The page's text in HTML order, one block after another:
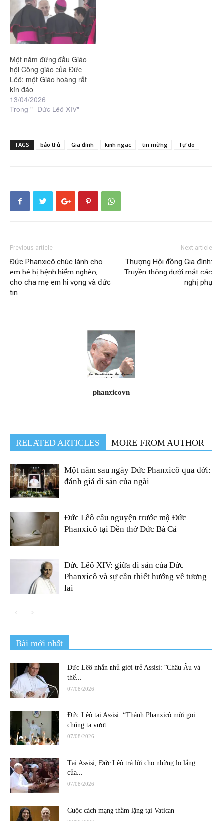
Một năm đứng đầu Giáo
hội Công giáo của Đức
Lêô: một Giáo hoàng rất
kín đáo
13/04/2026
Trong "- Đức Lêô XIV"
TAGS bảo thủ Gia đình kinh ngac tin mừng Tự do
Previous article
Đức Phanxicô chúc lành cho
em bé bị bệnh hiểm nghèo,
cho cha mẹ em hi vọng và đức
tin
Next article
Thượng Hội đồng Gia đình:
Truyền thông dưới mắt các
nghị phụ
phanxicovn
RELATED ARTICLES MORE FROM AUTHOR
Một năm sau ngày Đức Phanxicô qua đời:
đánh giá di sản của ngài
Đức Lêô cầu nguyện trước mộ Đức
Phanxicô tại Đền thờ Đức Bà Cả
Đức Lêô XIV: giữa di sản của Đức
Phanxicô và sự cần thiết hướng về tương
lai
Bài mới nhất
Đức Lêô nhắn nhủ giới trẻ Assisi: “Châu Âu và
thế...
07/08/2026
Đức Lêô tại Assisi: “Thánh Phanxicô mời gọi
chúng ta vượt...
07/08/2026
Tại Assisi, Đức Lêô trả lời cho những lo lắng
của...
07/08/2026
Cuộc cách mạng thầm lặng tại Vatican